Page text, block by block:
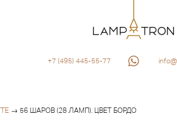
+7 (495) 445-55-77
→ 56 ШАРОВ (28 ЛАМП). ЦВЕТ БОРДО